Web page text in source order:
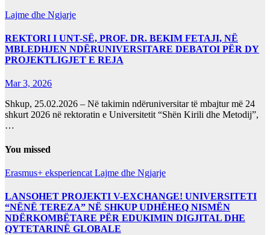
Lajme dhe Ngjarje
REKTORI I UNT-SË, PROF. DR. BEKIM FETAJI, NË
MBLEDHJEN NDËRUNIVERSITARE DEBATOI PËR DY
PROJEKTLIGJET E REJA
Mar 3, 2026
Shkup, 25.02.2026 – Në takimin ndëruniversitar të mbajtur më 24
shkurt 2026 në rektoratin e Universitetit “Shën Kirili dhe Metodij”,
…
You missed
Erasmus+ eksperiencat Lajme dhe Ngjarje
LANSOHET PROJEKTI V-EXCHANGE! UNIVERSITETI
“NËNË TEREZA” NË SHKUP UDHËHEQ NISMËN
NDËRKOMBËTARE PËR EDUKIMIN DIGJITAL DHE
QYTETARINË GLOBALE